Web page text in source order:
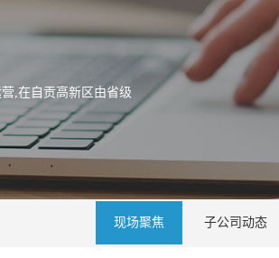
,在自贡高新区由省级
现场聚焦 子公司动态